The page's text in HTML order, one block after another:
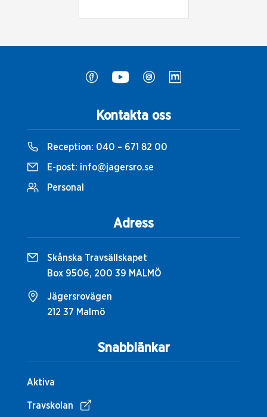
Snabblänkar
Aktiva
Travskolan
Kontakta oss
Reception: 040 – 671 82 00
E-post: info@jagersro.se
Personal
Adress
Skånska Travsällskapet
Box 9506, 200 39 MALMÖ
Jägersrovägen
212 37 Malmö